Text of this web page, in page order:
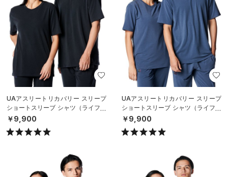
UAアスリートリカバリー スリープ
ショートスリーブ シャツ（ライフス
タイル/UNISEX）
￥9,900
UAアスリートリカバリー スリープ
ショートスリーブ シャツ（ライフス
タイル/UNISEX）
￥9,900